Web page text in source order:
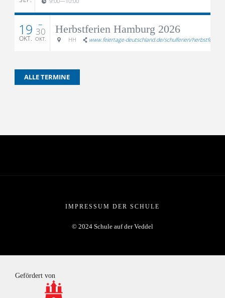
19
OKT.
–
30
OKT.
Herbstferien Hamburg 2026
HH www.feiertage-deutschland.de/schulferien/herbstferien/
ALLE TERMINE
IMPRESSUM DER SCHULE
© 2024 Schule auf der Veddel
Gefördert von